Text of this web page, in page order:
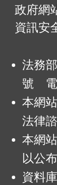
政府網
資訊安
法務
號 電
本網
法律
本網
以公
資料